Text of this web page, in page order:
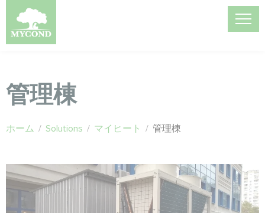
管理棟
ホーム / Solutions / マイヒート / 管理棟